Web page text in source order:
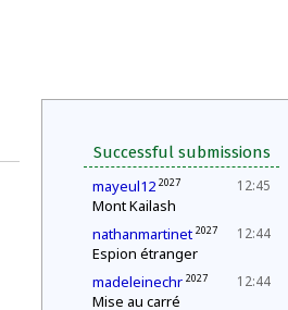
Successful submissions
12:45
mayeul12 2027
Mont Kailash
12:44
nathanmartinet 2027
Espion étranger
12:44
madeleinechr 2027
Mise au carré